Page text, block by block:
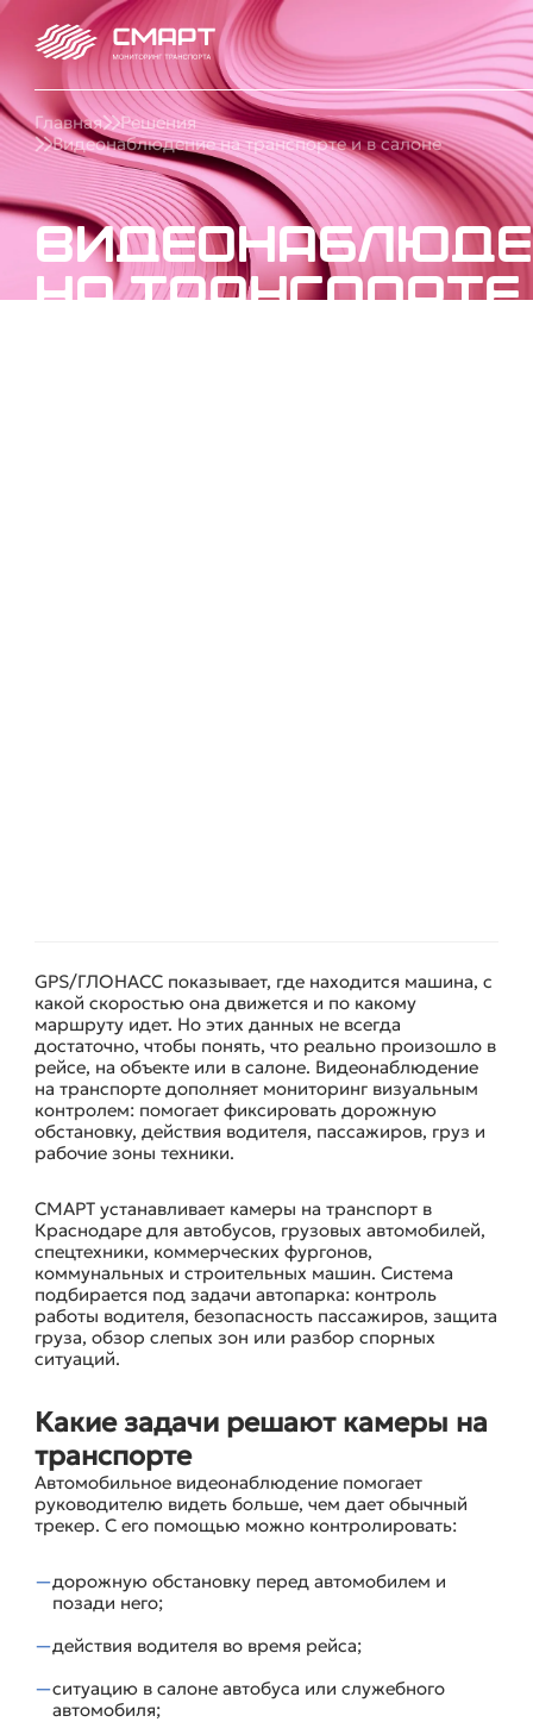
Главная
Решения
Видеонаблюдение на транспорте и в салоне
на транспорте
GPS/ГЛОНАСС показывает, где находится машина, с
какой скоростью она движется и по какому
маршруту идет. Но этих данных не всегда
достаточно, чтобы понять, что реально произошло в
рейсе, на объекте или в салоне. Видеонаблюдение
на транспорте дополняет мониторинг визуальным
контролем: помогает фиксировать дорожную
обстановку, действия водителя, пассажиров, груз и
рабочие зоны техники.
СМАРТ устанавливает камеры на транспорт в
Краснодаре для автобусов, грузовых автомобилей,
спецтехники, коммерческих фургонов,
коммунальных и строительных машин. Система
подбирается под задачи автопарка: контроль
работы водителя, безопасность пассажиров, защита
груза, обзор слепых зон или разбор спорных
ситуаций.
Какие задачи решают камеры на
транспорте
Автомобильное видеонаблюдение помогает
руководителю видеть больше, чем дает обычный
трекер. С его помощью можно контролировать:
дорожную обстановку перед автомобилем и
позади него;
действия водителя во время рейса;
ситуацию в салоне автобуса или служебного
автомобиля;